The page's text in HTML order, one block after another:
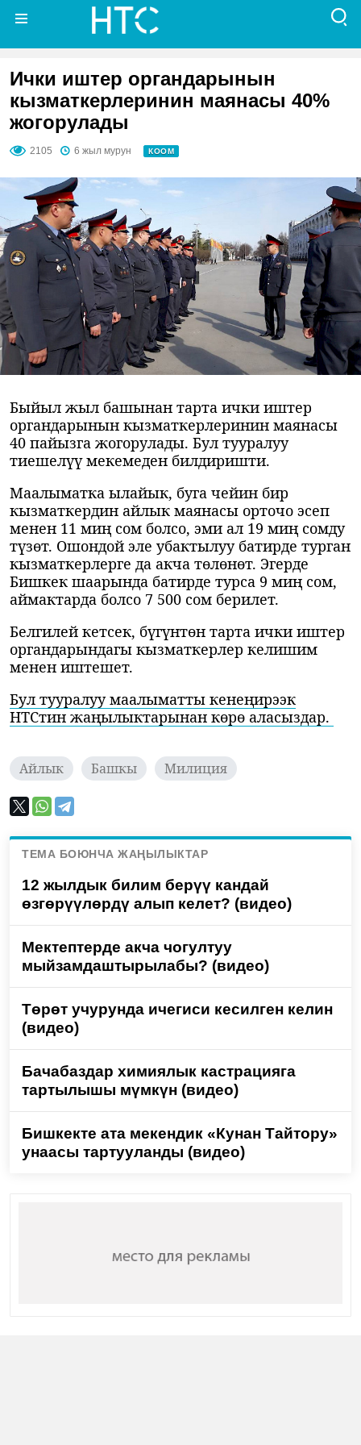
Ички иштер органдарынын
кызматкерлеринин маянасы 40%
жогорулады
2105 6 жыл мурун КООМ
Быйыл жыл башынан тарта ички иштер
органдарынын кызматкерлеринин маянасы
40 пайызга жогорулады. Бул тууралуу
тиешелүү мекемеден билдиришти.
Маалыматка ылайык, буга чейин бир
кызматкердин айлык маянасы орточо эсеп
менен 11 миң сом болсо, эми ал 19 миң сомду
түзөт. Ошондой эле убактылуу батирде турган
кызматкерлерге да акча төлөнөт. Эгерде
Бишкек шаарында батирде турса 9 миң сом,
аймактарда болсо 7 500 сом берилет.
Белгилей кетсек, бүгүнтөн тарта ички иштер
органдарындагы кызматкерлер келишим
менен иштешет.
Бул тууралуу маалыматты кенеңирээк
НТСтин жаңылыктарынан көрө аласыздар.
Айлык Башкы Милиция
ТЕМА БОЮНЧА ЖАҢЫЛЫКТАР
12 жылдык билим берүү кандай
өзгөрүүлөрдү алып келет? (видео)
Мектептерде акча чогултуу
мыйзамдаштырылабы? (видео)
Төрөт учурунда ичегиси кесилген келин
(видео)
Бачабаздар химиялык кастрацияга
тартылышы мүмкүн (видео)
Бишкекте ата мекендик «Кунан Тайтору»
унаасы тартууланды (видео)